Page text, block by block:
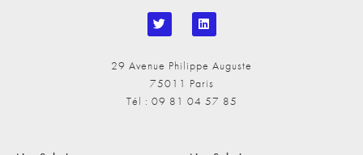
29 Avenue Philippe Auguste
75011 Paris
Tél : 09 81 04 57 85